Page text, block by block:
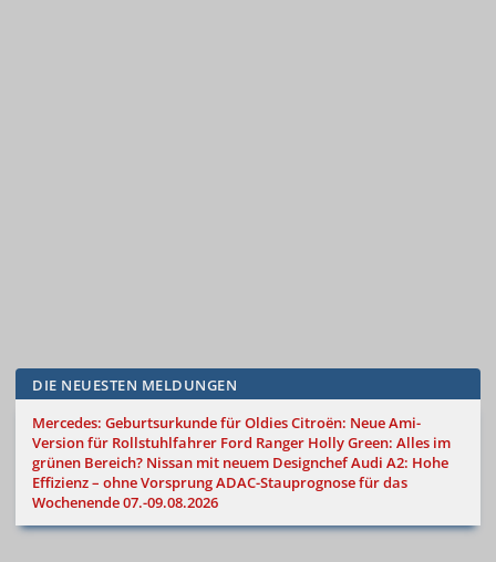
DIE NEUESTEN MELDUNGEN
Mercedes: Geburtsurkunde für OldiesCitroën: Neue Ami-
Version für Rollstuhlfahrer Ford Ranger Holly Green: Alles im
grünen Bereich? Nissan mit neuem DesignchefAudi A2: Hohe
Effizienz – ohne VorsprungADAC-Stauprognose für das
Wochenende 07.-09.08.2026